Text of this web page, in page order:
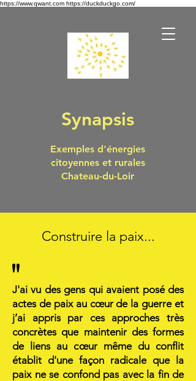
https://www.qwant.com https://duckduckgo.com/
Synapsis
Exemples d'énergies
citoyennes et rurales
Chateau-du-Loir
Construire la paix...
"
J'ai vu des gens qui avaient posé des
actes de paix au cœur de la guerre et
j’ai appris par ces approches très
concrètes que maintenir des formes
de liens au cœur même du conflit
établit d'une façon radicale que la
paix ne se confond pas avec la fin de